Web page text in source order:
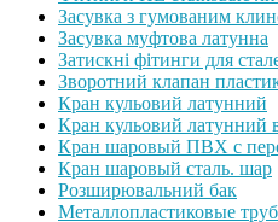
Засувка з гумованим
Засувка муфтова латунна
Затискні фітинги для
Зворотний клапан
Кран кульовий латунний
Кран кульовий латунний
Кран шаровый ПВХ с
Кран шаровый сталь. шар
Розширювальний бак
Металлопластиковые